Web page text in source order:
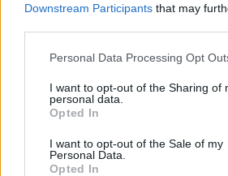
Downstream Participants that may
Please note that this website/app uses
not limited to your visit or usage
grant or deny consent to Google and
use your data for below specified
consent section.
Personal Data Processing Opt
I want to opt-out of the Sharing of
personal data.
Opted In
I want to opt-out of the Sale of my
Personal Data.
Opted In
A bizottság
semmilyen etnikai,
diszkrimináció nem
szerepet. Döntéseit a
betartása mellett
érdekében hozza.”